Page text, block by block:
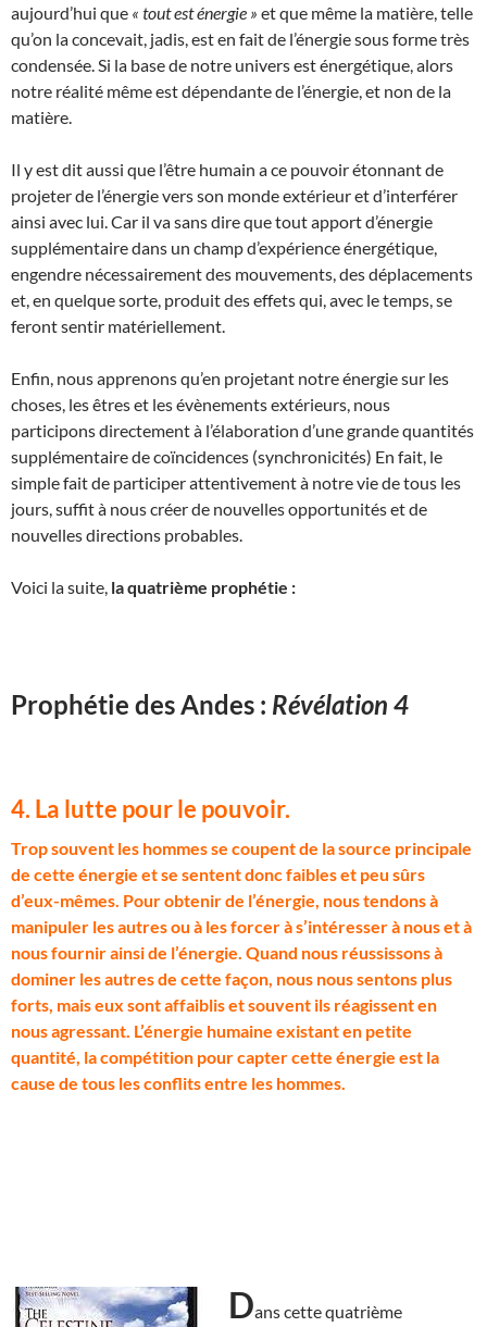
aujourd’hui que « tout est énergie » et que même la matière, telle
qu’on la concevait, jadis, est en fait de l’énergie sous forme très
condensée. Si la base de notre univers est énergétique, alors
notre réalité même est dépendante de l’énergie, et non de la
matière.
Il y est dit aussi que l’être humain a ce pouvoir étonnant de
projeter de l’énergie vers son monde extérieur et d’interférer
ainsi avec lui. Car il va sans dire que tout apport d’énergie
supplémentaire dans un champ d’expérience énergétique,
engendre nécessairement des mouvements, des déplacements
et, en quelque sorte, produit des effets qui, avec le temps, se
feront sentir matériellement.
Enfin, nous apprenons qu’en projetant notre énergie sur les
choses, les êtres et les évènements extérieurs, nous
participons directement à l’élaboration d’une grande quantités
supplémentaire de coïncidences (synchronicités) En fait, le
simple fait de participer attentivement à notre vie de tous les
jours, suffit à nous créer de nouvelles opportunités et de
nouvelles directions probables.
Voici la suite, la quatrième prophétie :
Prophétie des Andes : Révélation 4
4. La lutte pour le pouvoir.
Trop souvent les hommes se coupent de la source principale
de cette énergie et se sentent donc faibles et peu sûrs
d’eux-mêmes. Pour obtenir de l’énergie, nous tendons à
manipuler les autres ou à les forcer à s’intéresser à nous et à
nous fournir ainsi de l’énergie. Quand nous réussissons à
dominer les autres de cette façon, nous nous sentons plus
forts, mais eux sont affaiblis et souvent ils réagissent en
nous agressant. L’énergie humaine existant en petite
quantité, la compétition pour capter cette énergie est la
cause de tous les conflits entre les hommes.
Dans cette quatrième